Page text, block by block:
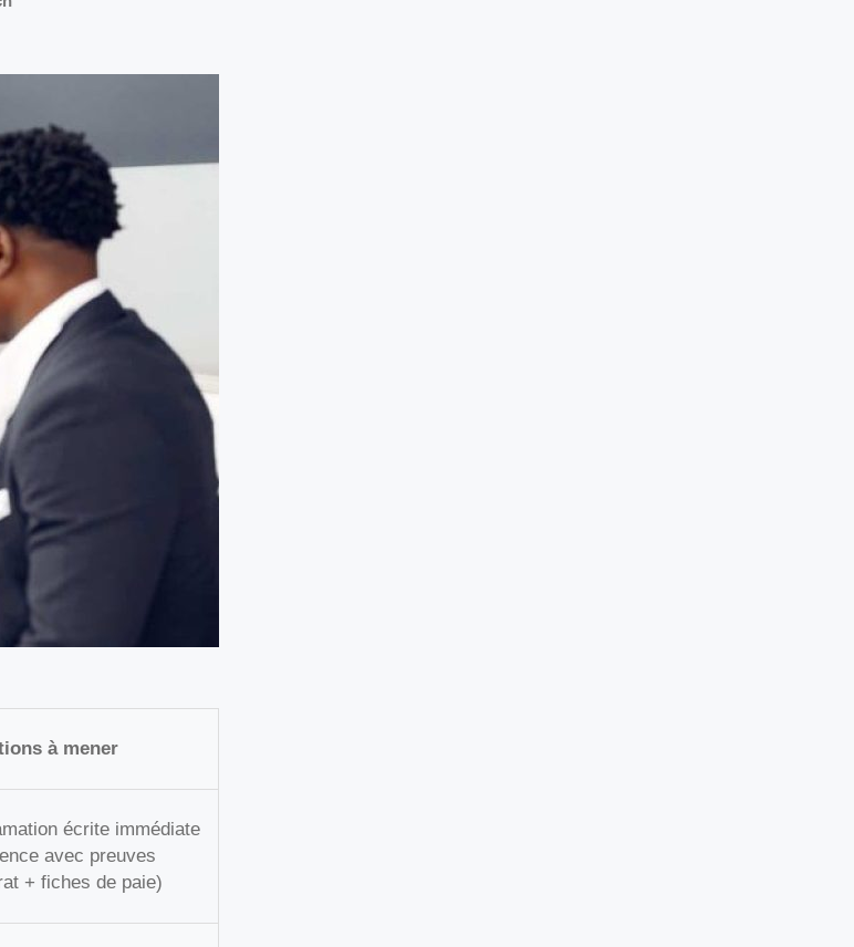
à mener
écrite immédiate
avec preuves
+ fiches de paie)